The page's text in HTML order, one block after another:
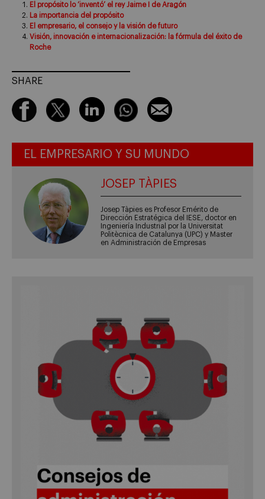
El propósito lo ‘inventó’ el rey Jaime I de Aragón
La importancia del propósito
El empresario, el consejo y la visión de futuro
Visión, innovación e internacionalización: la fórmula del éxito de
Roche
SHARE
EL EMPRESARIO Y SU MUNDO
JOSEP TÀPIES
Josep Tàpies es Profesor Emérito de
Dirección Estratégica del IESE, doctor en
Ingeniería Industrial por la Universitat
Politècnica de Catalunya (UPC) y Master
en Administración de Empresas